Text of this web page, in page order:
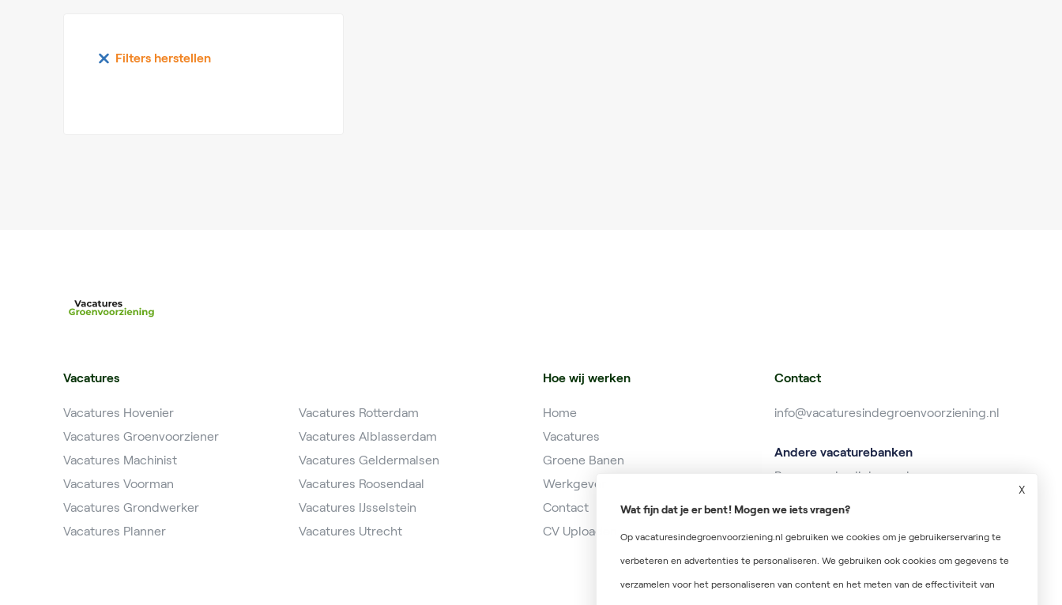
Filters herstellen
Vacatures
Vacatures Hovenier
Vacatures Groenvoorziener
Vacatures Machinist
Vacatures Voorman
Vacatures Grondwerker
Vacatures Planner
Vacatures Rotterdam
Vacatures Alblasserdam
Vacatures Geldermalsen
Vacatures Roosendaal
Vacatures IJsselstein
Vacatures Utrecht
Hoe wij werken
Home
Vacatures
Groene Banen
Werkgever
Contact
CV Uploaden
Contact
info@vacaturesindegroenvoorziening.nl
Andere vacaturebanken
Banenzonderdiploma.nl
Wat fijn dat je er bent! Mogen we iets vragen?
Op vacaturesindegroenvoorziening.nl gebruiken we cookies om je gebruikerservaring te
verbeteren en advertenties te personaliseren. We gebruiken ook cookies om gegevens te
verzamelen voor het personaliseren van content en het meten van de effectiviteit van
X